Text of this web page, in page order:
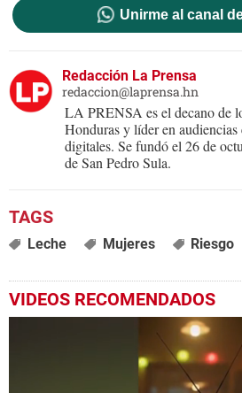
Unirme al canal
Redacción La Prensa
redaccion@laprensa.hn
LA PRENSA es el decano de
Honduras y líder en audiencias
digitales. Se fundó el 26 de
de San Pedro Sula.
Leche Mujeres Riesgo
VIDEOS RECOMENDADOS